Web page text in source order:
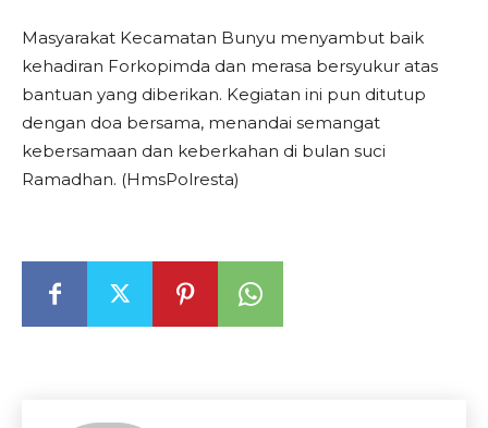
Masyarakat Kecamatan Bunyu menyambut baik
kehadiran Forkopimda dan merasa bersyukur atas
bantuan yang diberikan. Kegiatan ini pun ditutup
dengan doa bersama, menandai semangat
kebersamaan dan keberkahan di bulan suci
Ramadhan. (HmsPolresta)